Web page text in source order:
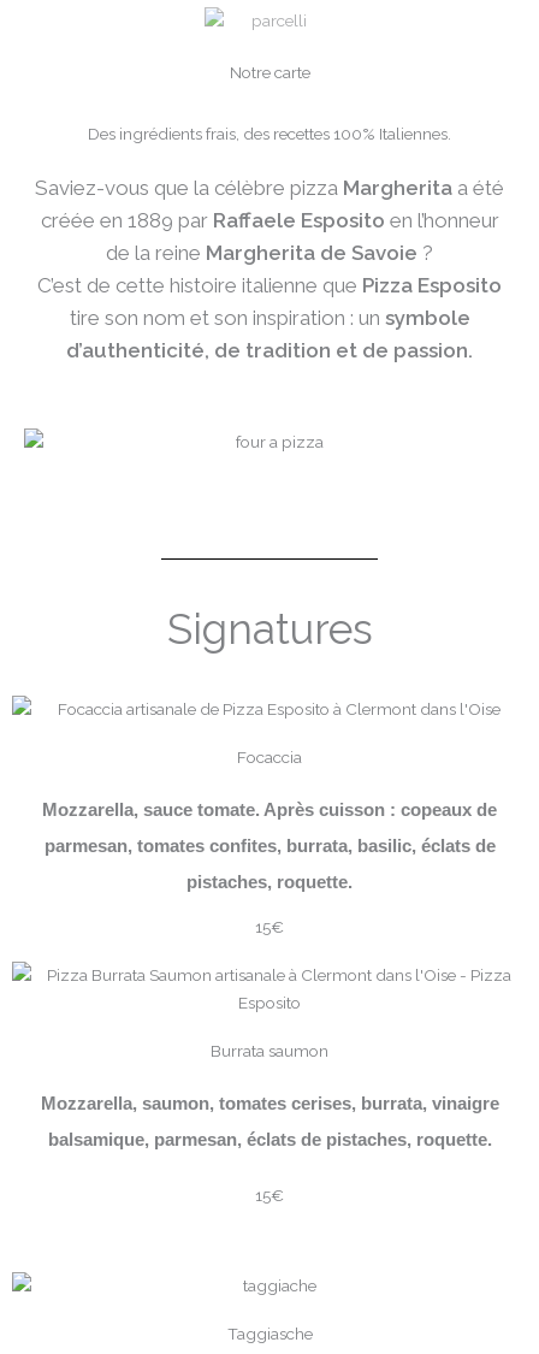
Notre carte
Des ingrédients frais, des recettes 100% Italiennes.
Saviez-vous que la célèbre pizza Margherita a été
créée en 1889 par Raffaele Esposito en l’honneur
de la reine Margherita de Savoie ?
C’est de cette histoire italienne que Pizza Esposito
tire son nom et son inspiration : un symbole
d’authenticité, de tradition et de passion.
Signatures
Focaccia
Mozzarella, sauce tomate. Après cuisson : copeaux de
parmesan, tomates confites, burrata, basilic, éclats de
pistaches, roquette.
15€
Burrata saumon
Mozzarella, saumon, tomates cerises, burrata, vinaigre
balsamique, parmesan, éclats de pistaches, roquette.
15€
Taggiasche